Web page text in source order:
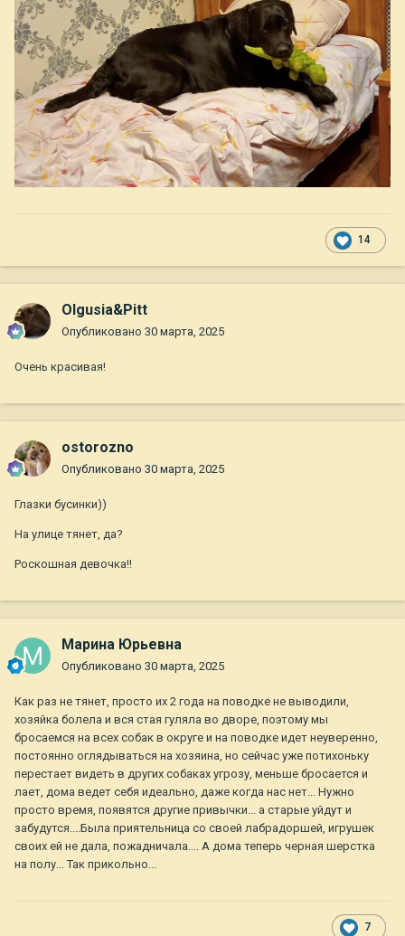
14
Olgusia&Pitt
Опубликовано 30 марта, 2025
Очень красивая!
ostorozno
Опубликовано 30 марта, 2025
Глазки бусинки))
На улице тянет, да?
Роскошная девочка!!
Марина Юрьевна
Опубликовано 30 марта, 2025
Как раз не тянет, просто их 2 года на поводке не выводили,
хозяйка болела и вся стая гуляла во дворе, поэтому мы
бросаемся на всех собак в округе и на поводке идет неуверенно,
постоянно оглядываться на хозяина, но сейчас уже потихоньку
перестает видеть в других собаках угрозу, меньше бросается и
лает, дома ведет себя идеально, даже когда нас нет... Нужно
просто время, появятся другие привычки... а старые уйдут и
забудутся....Была приятельница со своей лабрадоршей, игрушек
своих ей не дала, пожадничала.... А дома теперь черная шерстка
на полу... Так прикольно...
7